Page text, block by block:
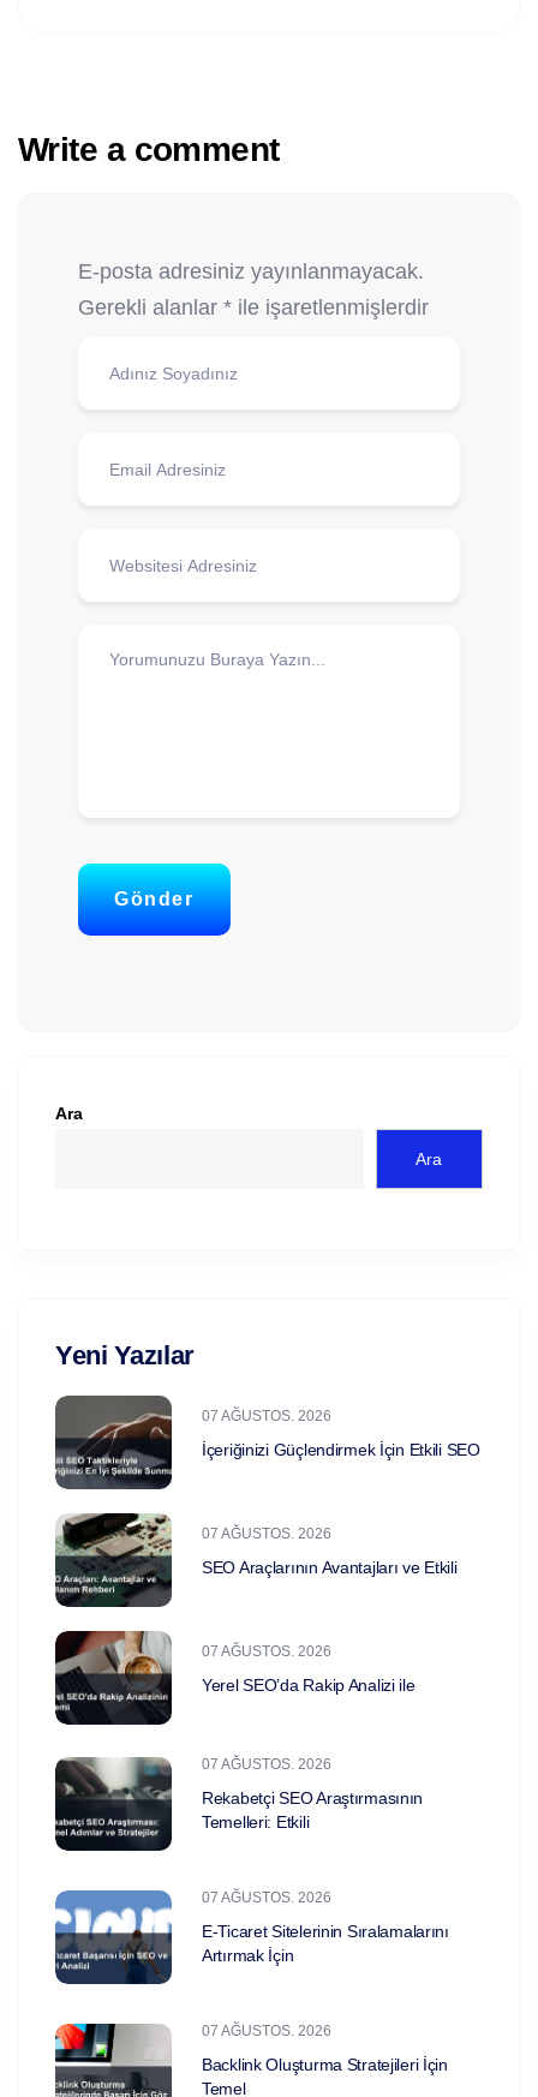
Write a comment
E-posta adresiniz yayınlanmayacak.
Gerekli alanlar * ile işaretlenmişlerdir
Gönder
Ara
Ara
Yeni Yazılar
07 AĞUSTOS. 2026
İçeriğinizi Güçlendirmek İçin Etkili SEO
07 AĞUSTOS. 2026
SEO Araçlarının Avantajları ve Etkili
07 AĞUSTOS. 2026
Yerel SEO’da Rakip Analizi ile
07 AĞUSTOS. 2026
Rekabetçi SEO Araştırmasının
Temelleri: Etkili
07 AĞUSTOS. 2026
E-Ticaret Sitelerinin Sıralamalarını
Artırmak İçin
07 AĞUSTOS. 2026
Backlink Oluşturma Stratejileri İçin
Temel